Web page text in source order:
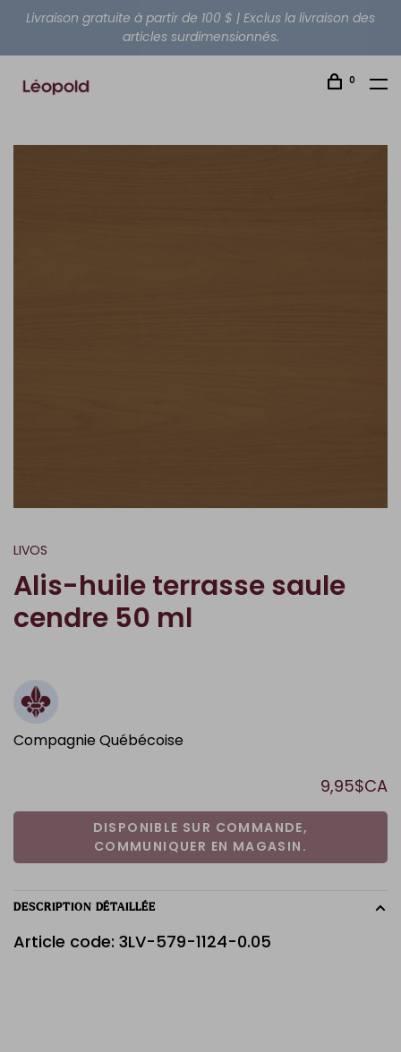
Livraison gratuite à partir de 100 $ | Exclus la livraison des
articles surdimensionnés.
0
LIVOS
Alis-huile terrasse saule
cendre 50 ml
Compagnie Québécoise
9,95$CA
DISPONIBLE SUR COMMANDE,
COMMUNIQUER EN MAGASIN.
DESCRIPTION DÉTAILLÉE
Article code: 3LV-579-1124-0.05